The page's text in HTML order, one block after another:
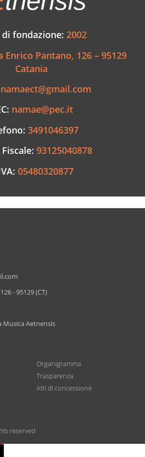
fondazione: 2002
Enrico Pantano, 126 – 95129
Catania
namaect@gmail.com
namae@pec.it
3491046397
93125040878
05480320877
- 95129 (CT)
Musica Aetnensis
Organigramma
Trasparenza
Atti di concessione
reserved